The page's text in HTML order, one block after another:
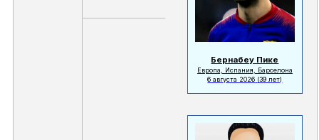
Бернабеу Пике
Европа, Испания, Барселона
6 августа 2026 (39 лет)